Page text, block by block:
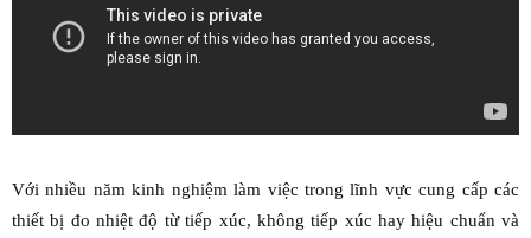
Với nhiều năm kinh nghiệm làm việc trong lĩnh vực cung cấp các
thiết bị đo nhiệt độ từ tiếp xúc, không tiếp xúc hay hiệu chuẩn và